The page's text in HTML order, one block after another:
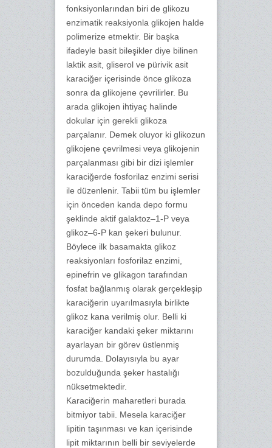
fonksiyonlarından biri de glikozu
enzimatik reaksiyonla glikojen halde
polimerize etmektir. Bir başka
ifadeyle basit bileşikler diye bilinen
laktik asit, gliserol ve pürivik asit
karaciğer içerisinde önce glikoza
sonra da glikojene çevrilirler. Bu
arada glikojen ihtiyaç halinde
dokular için gerekli glikoza
parçalanır. Demek oluyor ki glikozun
glikojene çevrilmesi veya glikojenin
parçalanması gibi bir dizi işlemler
karaciğerde fosforilaz enzimi serisi
ile düzenlenir. Tabii tüm bu işlemler
için önceden kanda depo formu
şeklinde aktif galaktoz–1-P veya
glikoz–6-P kan şekeri bulunur.
Böylece ilk basamakta glikoz
reaksiyonları fosforilaz enzimi,
epinefrin ve glikagon tarafından
fosfat bağlanmış olarak gerçekleşip
karaciğerin uyarılmasıyla birlikte
glikoz kana verilmiş olur. Belli ki
karaciğer kandaki şeker miktarını
ayarlayan bir görev üstlenmiş
durumda. Dolayısıyla bu ayar
bozulduğunda şeker hastalığı
nüksetmektedir.
Karaciğerin maharetleri burada
bitmiyor tabii. Mesela karaciğer
lipitin taşınması ve kan içerisinde
lipit miktarının belli bir seviyelerde